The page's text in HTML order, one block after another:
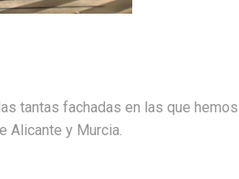
tantas fachadas en las que hemos
Alicante y Murcia.